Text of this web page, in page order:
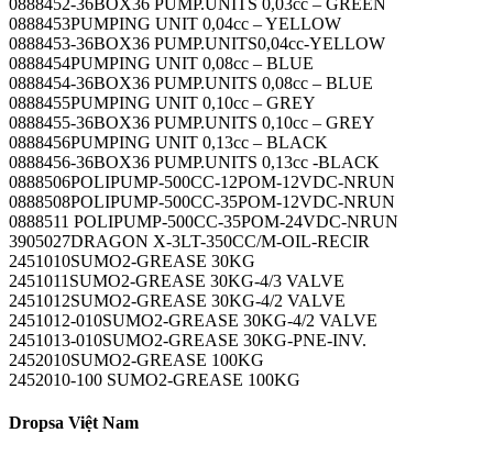
0888452-36BOX36 PUMP.UNITS 0,03cc – GREEN
0888453PUMPING UNIT 0,04cc – YELLOW
0888453-36BOX36 PUMP.UNITS0,04cc-YELLOW
0888454PUMPING UNIT 0,08cc – BLUE
0888454-36BOX36 PUMP.UNITS 0,08cc – BLUE
0888455PUMPING UNIT 0,10cc – GREY
0888455-36BOX36 PUMP.UNITS 0,10cc – GREY
0888456PUMPING UNIT 0,13cc – BLACK
0888456-36BOX36 PUMP.UNITS 0,13cc -BLACK
0888506POLIPUMP-500CC-12POM-12VDC-NRUN
0888508POLIPUMP-500CC-35POM-12VDC-NRUN
0888511 POLIPUMP-500CC-35POM-24VDC-NRUN
3905027DRAGON X-3LT-350CC/M-OIL-RECIR
2451010SUMO2-GREASE 30KG
2451011SUMO2-GREASE 30KG-4/3 VALVE
2451012SUMO2-GREASE 30KG-4/2 VALVE
2451012-010SUMO2-GREASE 30KG-4/2 VALVE
2451013-010SUMO2-GREASE 30KG-PNE-INV.
2452010SUMO2-GREASE 100KG
2452010-100 SUMO2-GREASE 100KG
Dropsa Việt Nam